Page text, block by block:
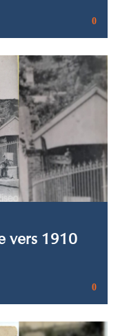
0
vers 1910
0